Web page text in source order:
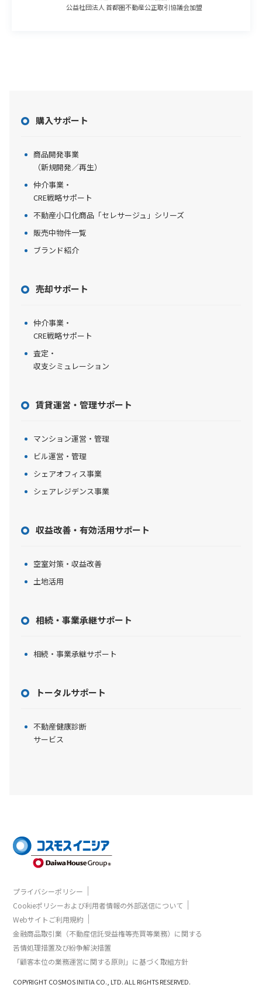
公益社団法人 首都圏不動産公正取引協議会加盟
購入サポート
商品開発事業
（新規開発／再生）
仲介事業・
CRE戦略サポート
不動産小口化商品「セレサージュ」シリーズ
販売中物件一覧
ブランド紹介
売却サポート
仲介事業・
CRE戦略サポート
査定・
収支シミュレーション
賃貸運営・管理サポート
マンション運営・管理
ビル運営・管理
シェアオフィス事業
シェアレジデンス事業
収益改善・有効活用サポート
空室対策・収益改善
土地活用
相続・事業承継サポート
相続・事業承継サポート
トータルサポート
不動産健康診断
サービス
プライバシーポリシー ｜
Cookieポリシーおよび利用者情報の外部送信について ｜
Webサイトご利用規約 ｜
金融商品取引業（不動産信託受益権等売買等業務）に関する
苦情処理措置及び紛争解決措置
「顧客本位の業務運営に関する原則」に基づく取組方針
COPYRIGHT COSMOS INITIA CO., LTD. ALL RIGHTS RESERVED.